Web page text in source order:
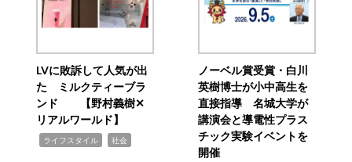
LVに敗訴して人気が出
た ミルクティーブラ
ンド 【野村義樹✕
リアルワールド】
ライフスタイル 社会
ノーベル賞受賞・白川
英樹博士が小中高生を
直接指導 名城大学が
講演会と導電性プラス
チック実験イベントを
開催